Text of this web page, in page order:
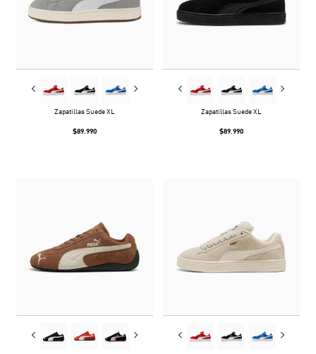
Zapatillas Suede XL
$89.990
Zapatillas Suede XL
$89.990